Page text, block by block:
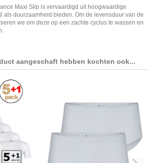
Maxi Slip is vervaardigd uit hoogwaardige
als duurzaamheid bieden. Om de levensduur van de
we om deze op een zachte cyclus te wassen en
aangeschaft hebben kochten ook...